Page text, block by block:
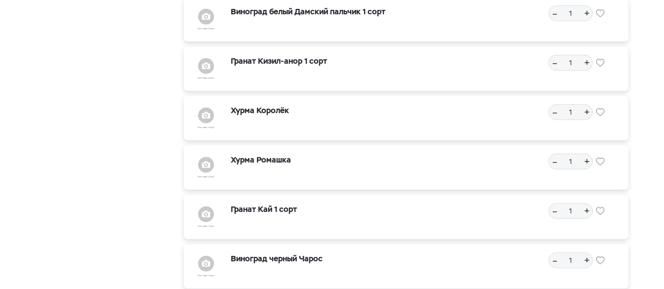
Виноград белый Дамский пальчик 1 сорт – +
Гранат Кизил-анор 1 сорт – +
Хурма Королёк – +
Хурма Ромашка – +
Гранат Кай 1 сорт – +
Виноград черный Чарос – +